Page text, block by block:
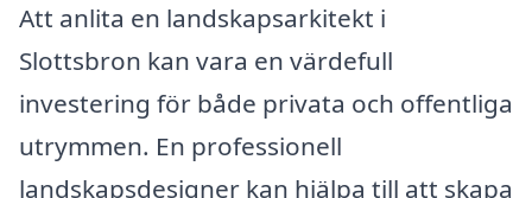
Att anlita en landskapsarkitekt i
Slottsbron kan vara en värdefull
investering för både privata och offentliga
utrymmen. En professionell
landskapsdesigner kan hjälpa till att skapa